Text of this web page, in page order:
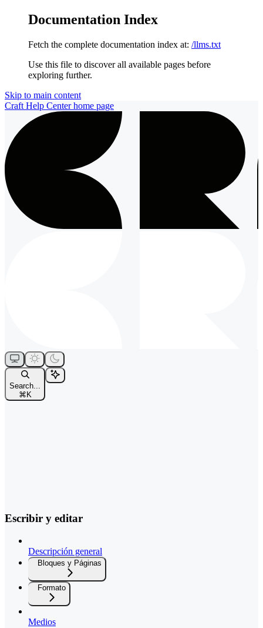
Documentation Index
Fetch the complete documentation index at: /llms.txt
Use this file to discover all available pages before
exploring further.
Skip to main content
Craft Help Centerhome page
Search...
⌘ K
Escribir y editar
Descripción general
Bloques y Páginas
Formato
Medios